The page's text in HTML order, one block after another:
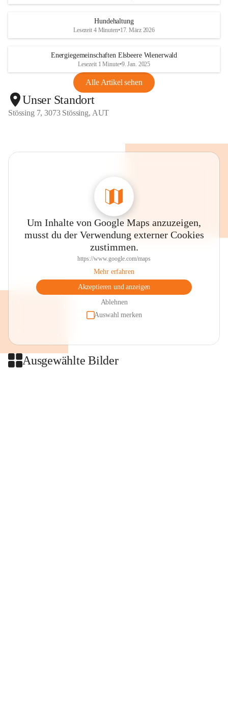
Hundehaltung
Lesezeit 4 Minuten•17. März 2026
Energiegemeinschaften Elsbeere Wienerwald
Lesezeit 1 Minute•9. Jan. 2025
Alle Artikel sehen
Unser Standort
Stössing 7, 3073 Stössing, AUT
Um Inhalte von Google Maps anzuzeigen,
musst du der Verwendung externer Cookies
zustimmen.
https://www.google.com/maps
Mehr erfahren
Akzeptieren und anzeigen
Ablehnen
Auswahl merken
Ausgewählte Bilder